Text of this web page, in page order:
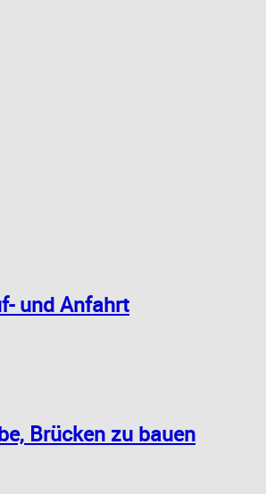
und Anfahrt
Brücken zu bauen